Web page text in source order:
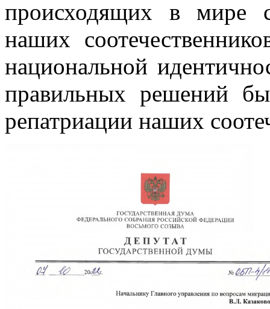
происходящих в мире
наших
национальной
правильных решений
репатриации наших